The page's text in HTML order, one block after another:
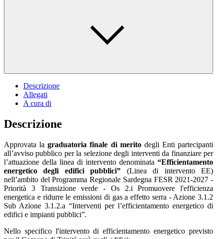
Descrizione
Allegati
A cura di
Descrizione
Approvata lagraduatoria finale di meritodegli Enti partecipanti
all’avviso pubblico per la selezione degli interventi da finanziare per
l’attuazione della linea di intervento denominata “Efficientamento
energetico degli edifici pubblici” (Linea di intervento EE)
nell’ambito del Programma Regionale Sardegna FESR 2021-2027 -
Priorità 3 Transizione verde - Os 2.i Promuovere l'efficienza
energetica e ridurre le emissioni di gas a effetto serra - Azione 3.1.2
Sub Azione 3.1.2.a “Interventi per l’efficientamento energetico di
edifici e impianti pubblici”.
Nello specifico l'intervento di efficientamento energetico previsto